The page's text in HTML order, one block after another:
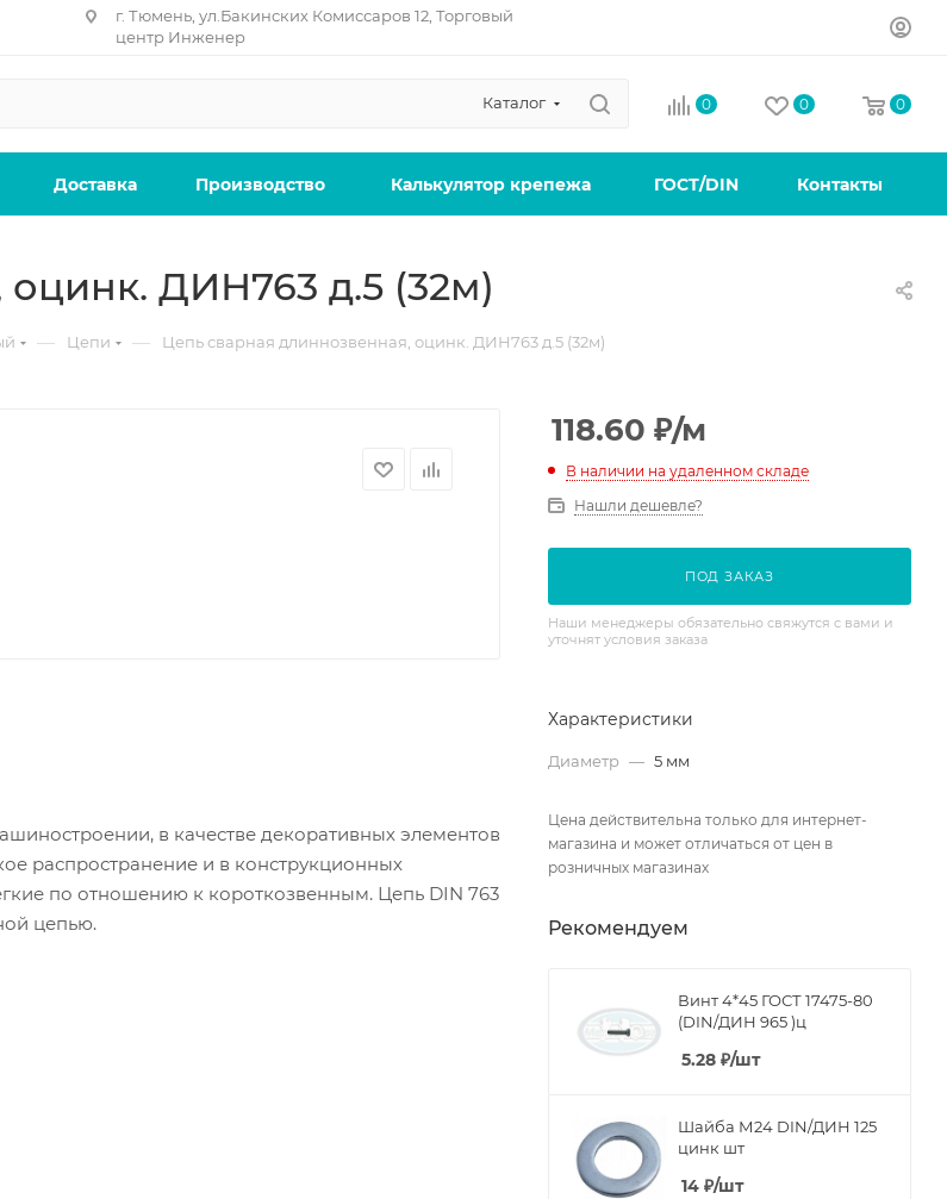
г. Тюмень, ул.Бакинских Комиссаров 12, Торговый
центр Инженер
Каталог 0 0 0
Доставка Производство Калькулятор крепежа ГОСТ/DIN Контакты
ДИН763 д.5 (32м)
— Цепи — Цепь сварная длиннозвенная, оцинк. ДИН763 д.5 (32м)
в качестве декоративных элементов
распространение и в конструкционных
по отношению к короткозвенным. Цепь DIN 763
цепью.
118.60 ₽/м
В наличии на удаленном складе
Нашли дешевле?
ПОД ЗАКАЗ
Наши менеджеры обязательно свяжутся с вами и
уточнят условия заказа
Характеристики
Диаметр — 5 мм
Цена действительна только для интернет-
магазина и может отличаться от цен в
розничных магазинах
Рекомендуем
Винт 4*45 ГОСТ 17475-80
(DIN/ДИН 965 )ц
5.28 ₽/шт
Шайба М24 DIN/ДИН 125
цинк шт
14 ₽/шт